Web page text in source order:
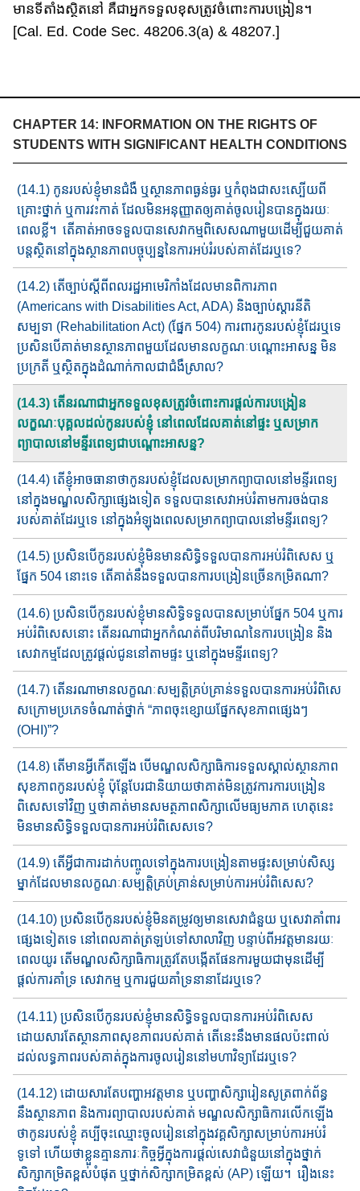
CHAPTER 14: INFORMATION ON THE RIGHTS OF
STUDENTS WITH SIGNIFICANT HEALTH CONDITIONS
(14.1) កូនរបស់ខ្ញុំ​មា​នជំងឺ ឬ​ស្ថានភាព​ធ្ងន់ធ្ងរ ឬ​កំពុង​ជាសះស្បើយ​ពី​
គ្រោះ​ថ្នាក់ ឬ​ការវះកាត់ ដែល​មិនអនុញ្ញាតឲ្យគាត់​ចូល​រៀន​បាន​ក្នុងរយៈ​
ពេល​ខ្លី​​​។​ តើ​គាត់អាចទទួលបានសេវាកម្ម​ពិសេស​ណាមួយ​ដើម្បី​ជួយ​គាត់​
បន្ត​ស្ថិតនៅក្នុង​ស្ថានភាព​បច្ចុប្បន្ន​នៃ​ការអប់រំ​របស់គាត់​ដែរឬទេ​​?
(14.2) តើច្បាប់​ស្តីពី​ពលរដ្ឋ​អាមេរិកាំង​ដែល​មាន​ពិការភាព​
(Americans with Disabilities Act, ADA) និង​ច្បាប់ស្តារនីតិ
សម្បទា​ (Rehabilitation Act) (ផ្នែក​ 504) ការពារកូនរបស់ខ្ញុំ​ដែរឬទេ​
ប្រសិន​បើ​គាត់​មានស្ថានភា​ព​​មួយដែល​មានលក្ខណៈបណ្តោះអាសន្ន មិន
ប្រក្រតី ឬ​ស្ថិតក្នុងដំណាក់​កាលជាជំងឺ​ស្រាល​?
(14.3) តើនរណាជាអ្នកទទួលខុសត្រូវ​ចំពោះការ​ផ្តល់​ការបង្រៀន​
លក្ខណៈ​​បុគ្គល​​ដល់កូនរបស់ខ្ញុំ​ នៅពេលដែលគាត់នៅផ្ទះ ឬ​សម្រាក
ព្យាបាល​នៅ​​មន្ទីរពេទ្យ​ជាបណ្តោះអាសន្ន​?
(14.4) តើ​ខ្ញុំអាច​ធានា​ថា​កូនរបស់ខ្ញុំ​ដែល​សម្រាកព្យាបាលនៅ​មន្ទីរពេទ្យ​
នៅក្នុងមណ្ឌលសិក្សា​ផ្សេងទៀត ទទួលបាន​សេវាអប់រំតាមការចង់​បាន​​​​
របស់​គាត់​ដែរឬទេ នៅក្នុង​អំឡុងពេល​សម្រាកព្យាបាល​នៅ​មន្ទីរពេទ្យ​​?
(14.5) ប្រសិនបើកូន​របស់ខ្ញុំ​មិនមានសិទ្ធិទទួលបានការអប់រំពិសេស​ ឬ​
ផ្នែក​ 504 នោះទេ តើ​គាត់​នឹងទទួលបានការ​បង្រៀន​ច្រើនកម្រិត​ណា​?
(14.6) ប្រសិនបើ​កូនរបស់ខ្ញុំ​មានសិទ្ធិទទួលបានសម្រាប់​ផ្នែក​ 504 ឬការ​
អប់រំ​​ពិសេស​នោះ​ តើ​នរណា​ជាអ្នកកំណត់​ពីបរិមាណ​​នៃការបង្រៀន និង
សេវាកម្ម​ដែលត្រូវ​ផ្តល់ជូន​នៅតាមផ្ទះ ឬ​នៅក្នុងមន្ទីរពេទ្យ​?
(14.7) តើនរណាមាន​លក្ខណៈសម្បត្តិគ្រប់គ្រាន់​ទទួលបាន​ការអប់រំ​ពិសេ​
ស​​​​ក្រោម​ប្រភេទចំណាត់ថ្នាក់​ “ភាពចុះខ្សោយ​ផ្នែកសុខភាពផ្សេង​ៗ ​
(OHI)”?
(14.8) តើមានអ្វីកើត​ឡើង​ បើ​មណ្ឌលសិក្សាធិការ​ទទួលស្គាល់​ស្ថានភាព​
សុខភាព​កូនរបស់ខ្ញុំ​ ប៉ុន្តែ​បែរជានិយាយថា​គាត់​មិនត្រូវការ​ការ​បង្រៀន​
ពិសេស​ទៅវិញ​ ឬ​ថា​គាត់​មានសមត្ថភាព​សិក្សា​លើ​មធ្យមភាគ​ ហេតុនេះ​​
មិនមានសិទ្ធិ​ទទួល​បាន​ការអប់រំពិសេស​ទេ?
(14.9) តើអ្វីជា​ការដាក់បញ្ចូល​ទៅក្នុង​ការបង្រៀនតាមផ្ទះ​​សម្រាប់​សិស្ស​
ម្នាក់ដែល​មានលក្ខណៈសម្បត្តិគ្រប់គ្រាន់​សម្រាប់ការអប់រំពិសេស?
(14.10) ប្រសិនបើកូនរបស់ខ្ញុំ​មិនតម្រូវ​ឲ្យមាន​សេវាជំនួយ​ ឬ​សេវាគាំពារ​​
ផ្សេងទៀត​ទេ នៅពេល​គាត់​ត្រឡប់ទៅសាលា​វិញ​ បន្ទាប់​ពី​អវត្តមាន​រយៈ
ពេល​យូរ តើ​មណ្ឌលសិក្សាធិការ​ត្រូវតែបង្កើត​ផែនការ​មួយ​ជាមុន​ដើម្បី​
ផ្តល់ការគាំទ្រ សេវាកម្ម​ ឬ​ការជួយគាំទ្រ​នានាដែរឬទេ​?
(14.11) ប្រសិនបើកូនរបស់ខ្ញុំ​មានសិទ្ធិ​ទទួលបាន​ការអប់រំពិសេស​
ដោយ​សារ​​តែ​ស្ថានភាព​សុខភាព​របស់គាត់​ តើនេះ​នឹង​មាន​ផល​ប៉ះពាល់
ដល់​លទ្ធភាព​របស់គាត់​ក្នុងការ​ចូលរៀន​នៅមហាវិទ្យាដែ​រ​ឬទេ​?
(14.12) ដោយសារតែ​បញ្ហា​អវត្តមាន ឬ​បញ្ហាសិក្សារៀនសូត្រពាក់ព័ន្ធ
នឹង​ស្ថានភាព​ និងការ​ព្យាបាលរបស់គាត់​ មណ្ឌលសិក្សាធិការ​លើកឡើង​
ថា​​កូនរបស់ខ្ញុំ​ គប្បីចុះ​ឈ្មោះចូលរៀន​​នៅក្នុង​វគ្គសិក្សា​សម្រាប់​ការ​អប់រំ​​
ទូទៅ​ ហើយ​ថា​ខ្លួនគ្មាន​ភារៈកិច្ច​អ្វីក្នុងការ​ផ្តល់​សេវាជំនួយ​នៅ​ក្នុង​​​ថ្នាក់​
សិក្សា​​កម្រិតខ្ពស់បំផុត​ ឬ​ថ្នាក់សិក្សា​​​​កម្រិត​ខ្ពស់​ (AP) ឡើយ​។​ រឿងនេះ​​​​
មាន​ទីតាំង​​ស្ថិតនៅ គឺជាអ្នកទទួលខុសត្រូវ​ចំពោះការ​បង្រៀន​។​
[Cal. Ed. Code Sec. 48206.3(a) & 48207.]